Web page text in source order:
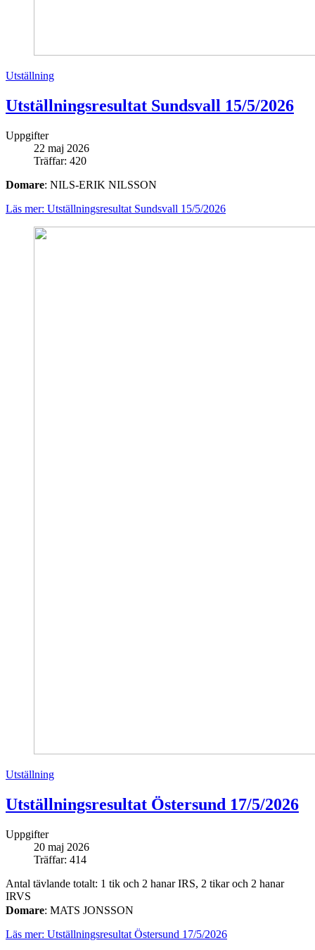
Utställning
Utställningsresultat Sundsvall 15/5/2026
Uppgifter
22 maj 2026
Träffar: 420
Domare: NILS-ERIK NILSSON
Läs mer: Utställningsresultat Sundsvall 15/5/2026
Utställning
Utställningsresultat Östersund 17/5/2026
Uppgifter
20 maj 2026
Träffar: 414
Antal tävlande totalt: 1 tik och 2 hanar IRS, 2 tikar och 2 hanar
IRVS
Domare: MATS JONSSON
Läs mer: Utställningsresultat Östersund 17/5/2026